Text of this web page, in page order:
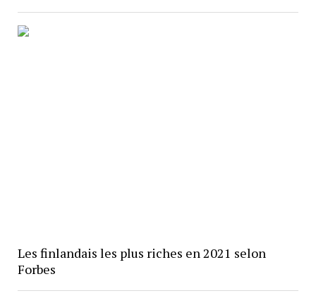
Les finlandais les plus riches en 2021 selon
Forbes